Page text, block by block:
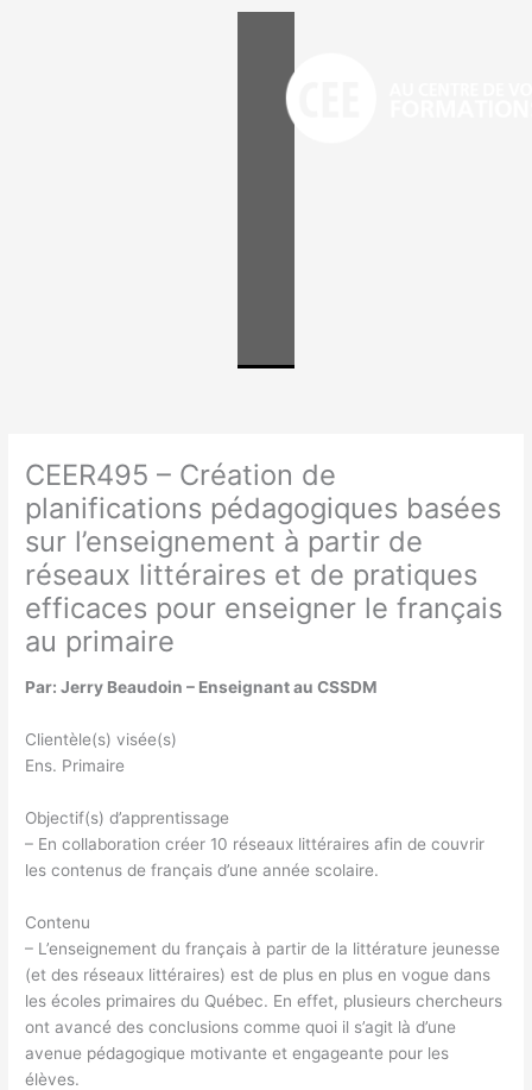
CEER495 – Création de
planifications pédagogiques basées
sur l’enseignement à partir de
réseaux littéraires et de pratiques
efficaces pour enseigner le français
au primaire
Par: Jerry Beaudoin – Enseignant au CSSDM
Clientèle(s) visée(s)
Ens. Primaire
Objectif(s) d’apprentissage
– En collaboration créer 10 réseaux littéraires afin de couvrir
les contenus de français d’une année scolaire.
Contenu
– L’enseignement du français à partir de la littérature jeunesse
(et des réseaux littéraires) est de plus en plus en vogue dans
les écoles primaires du Québec. En effet, plusieurs chercheurs
ont avancé des conclusions comme quoi il s’agit là d’une
avenue pédagogique motivante et engageante pour les
élèves.